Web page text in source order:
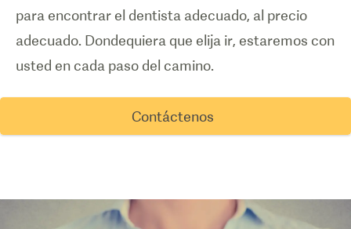
para encontrar el dentista adecuado, al precio
adecuado. Dondequiera que elija ir, estaremos con
usted en cada paso del camino.
Contáctenos